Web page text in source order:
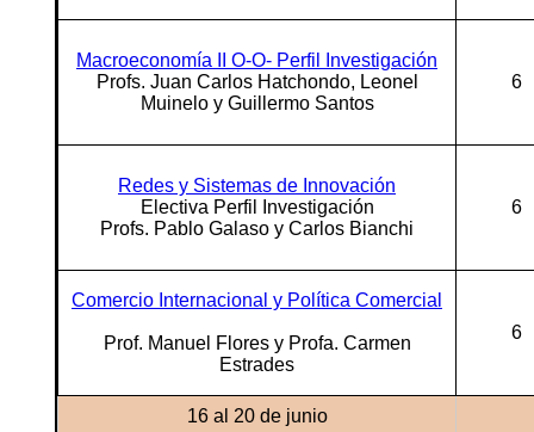
Macroeconomía II O-O- Perfil Investigación
Profs. Juan Carlos Hatchondo, Leonel
Muinelo y Guillermo Santos
6
Redes y Sistemas de Innovación
Electiva Perfil Investigación
Profs. Pablo Galaso y Carlos Bianchi
6
Comercio Internacional y Política Comercial
Prof. Manuel Flores y Profa. Carmen
Estrades
6
16 al 20 de junio